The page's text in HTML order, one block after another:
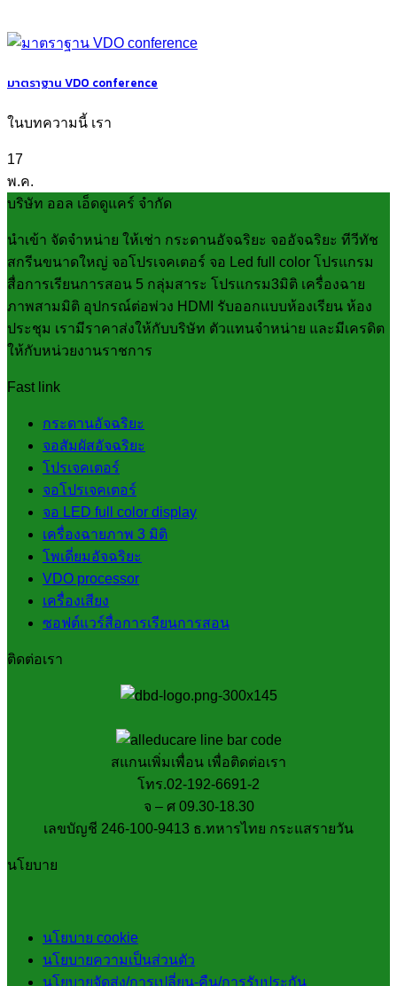
มาตราฐาน VDO conference
ในบทความนี้ เรา
17
พ.ค.
บริษัท ออล เอ็ดดูแคร์ จำกัด
นำเข้า จัดจำหน่าย ให้เช่า กระดานอัจฉริยะ จออัจฉริยะ ทีวีทัช
สกรีนขนาดใหญ่ จอโปรเจคเตอร์ จอ Led full color โปรแกรม
สื่อการเรียนการสอน 5 กลุ่มสาระ โปรแกรม3มิติ เครื่องฉาย
ภาพสามมิติ อุปกรณ์ต่อพ่วง HDMI รับออกแบบห้องเรียน ห้อง
ประชุม เรามีราคาส่งให้กับบริษัท ตัวแทนจำหน่าย และมีเครดิต
ให้กับหน่วยงานราชการ
Fast link
กระดานอัจฉริยะ
จอสัมผัสอัจฉริยะ
โปรเจคเตอร์
จอโปรเจคเตอร์
จอ LED full color display
เครื่องฉายภาพ 3 มิติ
โพเดี่ยมอัจฉริยะ
VDO processor
เครื่องเสียง
ซอฟต์แวร์สื่อการเรียนการสอน
ติดต่อเรา
สแกนเพิ่มเพื่อน เพื่อติดต่อเรา
โทร.02-192-6691-2
จ – ศ 09.30-18.30
เลขบัญชี 246-100-9413 ธ.ทหารไทย กระแสรายวัน
นโยบาย
นโยบาย cookie
นโยบายความเป็นส่วนตัว
นโยบายจัดส่ง/การเปลี่ยน-คืน/การรับประกัน